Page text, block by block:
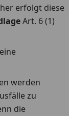
erfolgt diese
Art. 6 (1)
werden
zu
die